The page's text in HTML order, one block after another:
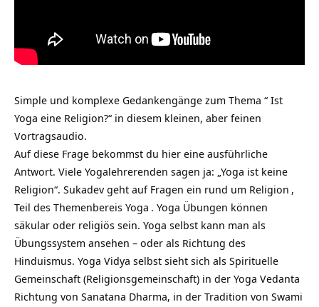
Simple und komplexe Gedankengänge zum Thema “ Ist
Yoga eine Religion?“ in diesem kleinen, aber feinen
Vortragsaudio.
Auf diese Frage bekommst du hier eine ausführliche
Antwort. Viele Yogalehrerenden sagen ja: „Yoga ist keine
Religion“. Sukadev geht auf Fragen ein rund um Religion ,
Teil des Themenbereis Yoga . Yoga Übungen können
säkular oder religiös sein. Yoga selbst kann man als
Übungssystem ansehen – oder als Richtung des
Hinduismus. Yoga Vidya selbst sieht sich als Spirituelle
Gemeinschaft (Religionsgemeinschaft) in der Yoga Vedanta
Richtung von Sanatana Dharma, in der Tradition von Swami